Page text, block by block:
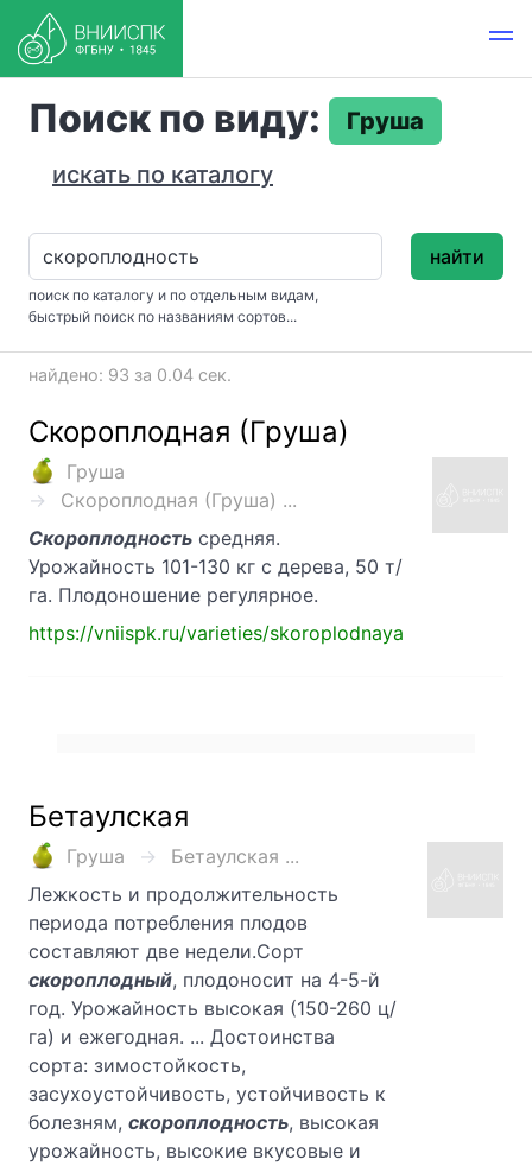
Поиск по виду:
Груша
искать по каталогу
поиск по каталогу и по отдельным видам,
быстрый поиск по названиям сортов...
найти
найдено: 93 за 0.04 сек.
Скороплодная (Груша)
Груша
Скороплодная (Груша) ...
Скороплодность средняя.
Урожайность 101-130 кг с дерева, 50 т/
га. Плодоношение регулярное.
https://vniispk.ru/varieties/skoroplodnaya
Бетаулская
Груша
Бетаулская ...
Лежкость и продолжительность
периода потребления плодов
составляют две недели.Сорт
скороплодный, плодоносит на 4-5-й
год. Урожайность высокая (150-260 ц/
га) и ежегодная. ... Достоинства
сорта: зимостойкость,
засухоустойчивость, устой­чивость к
болезням, скороплодность, высокая
урожайность, высокие вкусо­вые и